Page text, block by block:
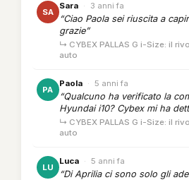
SA
Sara · 3 anni fa
“Ciao Paola sei riuscita a
grazie”
↳ CYBEX PALLAS G i-Size: il
auto
PA
Paola · 5 anni fa
“Qualcuno ha verificato la
Hyundai i10? Cybex mi ha
↳ CYBEX PALLAS G i-Size: il
auto
LU
Luca · 5 anni fa
“Di Aprilia ci sono solo gli